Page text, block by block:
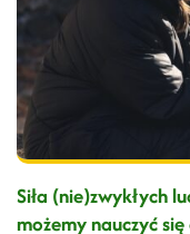
Siła (nie)zwykłych
możemy nauczyć